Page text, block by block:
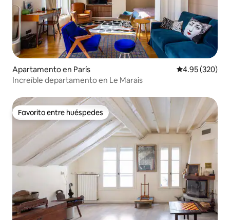
Apartamento en París Calificación
4.95 (320)
Increíble departamento en Le Marais
Favorito entre huéspedes
Favorito entre huéspedes